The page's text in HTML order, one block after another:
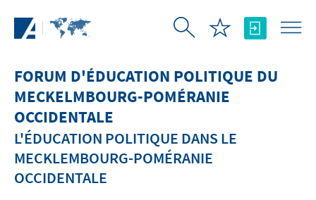
FORUM D'ÉDUCATION POLITIQUE DU
MECKELMBOURG-POMÉRANIE
OCCIDENTALE
L'ÉDUCATION POLITIQUE DANS LE
MECKLEMBOURG-POMÉRANIE
OCCIDENTALE